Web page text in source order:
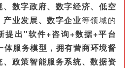
、数字政府、数字经济、低空
业发展、数字企业等领域的
提出"软件+咨询+数据+平台
服务模型，拥有营商环境督
政策智能服务系统、数据资